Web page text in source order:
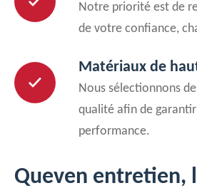
Notre priorité est de
de votre confiance,
Matériaux de
Nous sélectionnons
qualité afin de
performance.
Queven entretien,